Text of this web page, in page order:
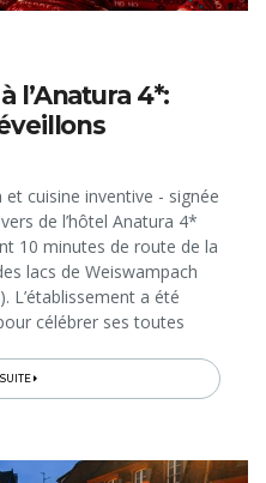
l’Anatura 4*:
cuisine inventive - signée
de l’hôtel Anatura 4*
10 minutes de route de la
lacs de Weiswampach
L’établissement a été
célébrer ses toutes
SUITE